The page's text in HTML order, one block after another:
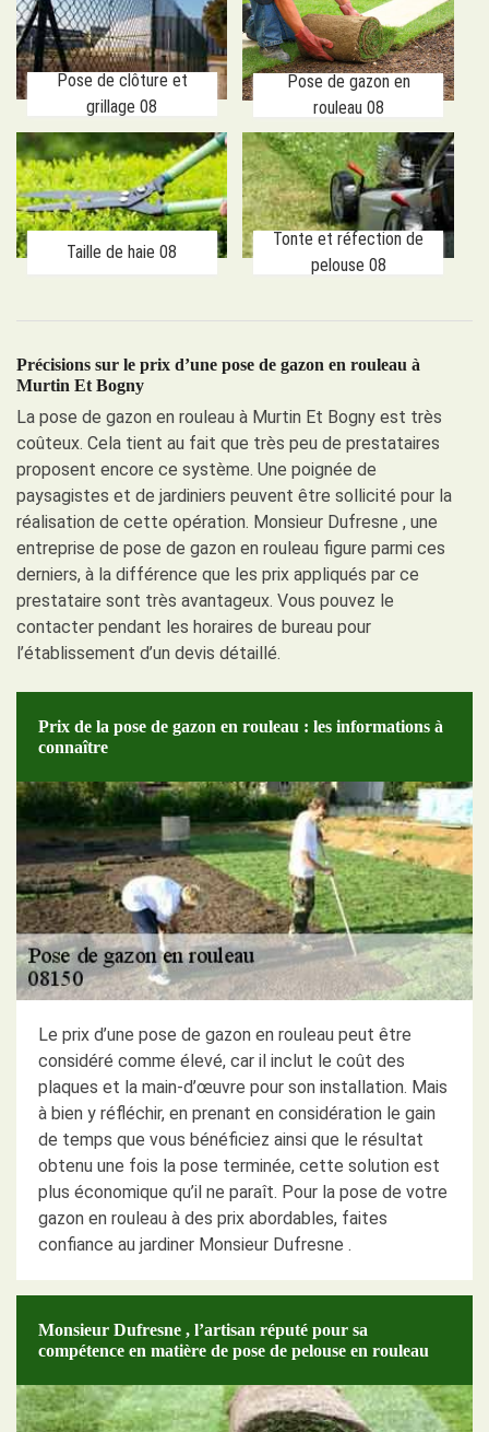
Pose de clôture et
grillage 08
Pose de gazon en
rouleau 08
Taille de haie 08
Tonte et réfection de
pelouse 08
Précisions sur le prix d’une pose de gazon en rouleau à
Murtin Et Bogny
La pose de gazon en rouleau à Murtin Et Bogny est très
coûteux. Cela tient au fait que très peu de prestataires
proposent encore ce système. Une poignée de
paysagistes et de jardiniers peuvent être sollicité pour la
réalisation de cette opération. Monsieur Dufresne , une
entreprise de pose de gazon en rouleau figure parmi ces
derniers, à la différence que les prix appliqués par ce
prestataire sont très avantageux. Vous pouvez le
contacter pendant les horaires de bureau pour
l’établissement d’un devis détaillé.
Prix de la pose de gazon en rouleau : les informations à
connaître
Le prix d’une pose de gazon en rouleau peut être
considéré comme élevé, car il inclut le coût des
plaques et la main-d’œuvre pour son installation. Mais
à bien y réfléchir, en prenant en considération le gain
de temps que vous bénéficiez ainsi que le résultat
obtenu une fois la pose terminée, cette solution est
plus économique qu’il ne paraît. Pour la pose de votre
gazon en rouleau à des prix abordables, faites
confiance au jardiner Monsieur Dufresne .
Monsieur Dufresne , l’artisan réputé pour sa
compétence en matière de pose de pelouse en rouleau